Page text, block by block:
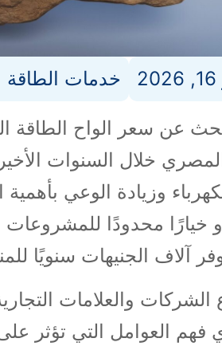
خدمات
عن سعر الواح الطاقة
خلال السنوات
وزيادة الوعي
خيارًا محدودًا
آلاف الجنيهات سنويًا
الشركات والعلامات
فهم العوامل التي تؤثر